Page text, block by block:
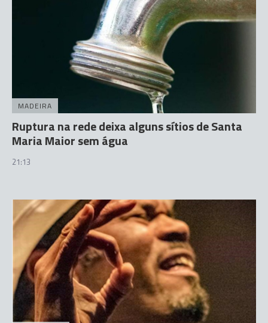
MADEIRA
Ruptura na rede deixa alguns sítios de Santa
Maria Maior sem água
21:13